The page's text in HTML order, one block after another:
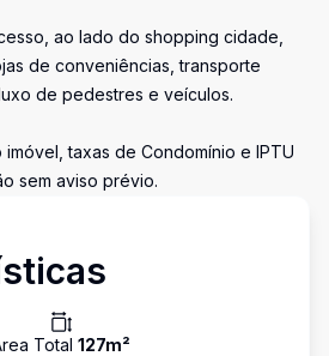
ao lado do shopping cidade,
de conveniências, transporte
de pedestres e veículos.
taxas de Condomínio e IPTU
sem aviso prévio.
Total 127m²